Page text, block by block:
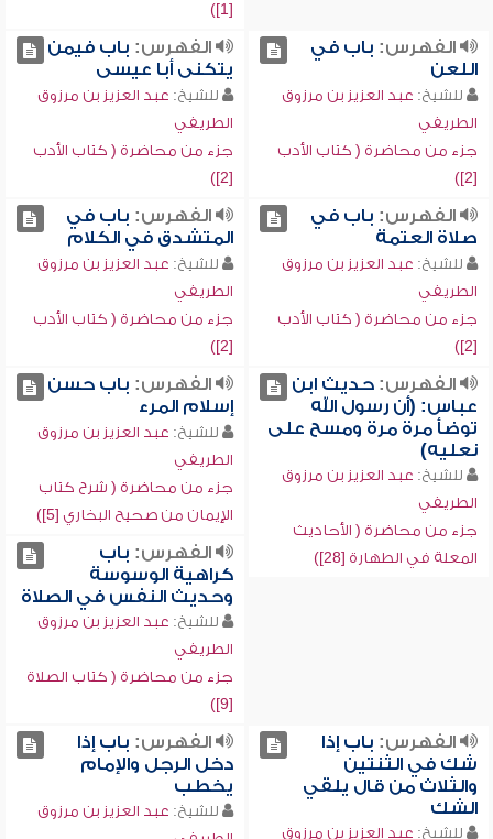
[1])
الفهرس: باب في
اللعن
للشيخ: عبد العزيز بن مرزوق
الطريفي
جزء من محاضرة ( كتاب الأدب
[2])
الفهرس: باب فيمن
يتكنى أبا عيسى
للشيخ: عبد العزيز بن مرزوق
الطريفي
جزء من محاضرة ( كتاب الأدب
[2])
الفهرس: باب في
صلاة العتمة
للشيخ: عبد العزيز بن مرزوق
الطريفي
جزء من محاضرة ( كتاب الأدب
[2])
الفهرس: باب في
المتشدق في الكلام
للشيخ: عبد العزيز بن مرزوق
الطريفي
جزء من محاضرة ( كتاب الأدب
[2])
الفهرس:حديث ابن
عباس: (أن رسول الله
توضأ مرة مرة ومسح على
نعليه)
للشيخ: عبد العزيز بن مرزوق
الطريفي
جزء من محاضرة ( الأحاديث
المعلة في الطهارة [28])
الفهرس: باب حسن
إسلام المرء
للشيخ: عبد العزيز بن مرزوق
الطريفي
جزء من محاضرة ( شرح كتاب
الإيمان من صحيح البخاري [5])
الفهرس: باب
كراهية الوسوسة
وحديث النفس في الصلاة
للشيخ: عبد العزيز بن مرزوق
الطريفي
جزء من محاضرة ( كتاب الصلاة
[9])
الفهرس: باب إذا
شك في الثنتين
والثلاث من قال يلقي
الشك
للشيخ: عبد العزيز بن مرزوق
الفهرس: باب إذا
دخل الرجل والإمام
يخطب
للشيخ: عبد العزيز بن مرزوق